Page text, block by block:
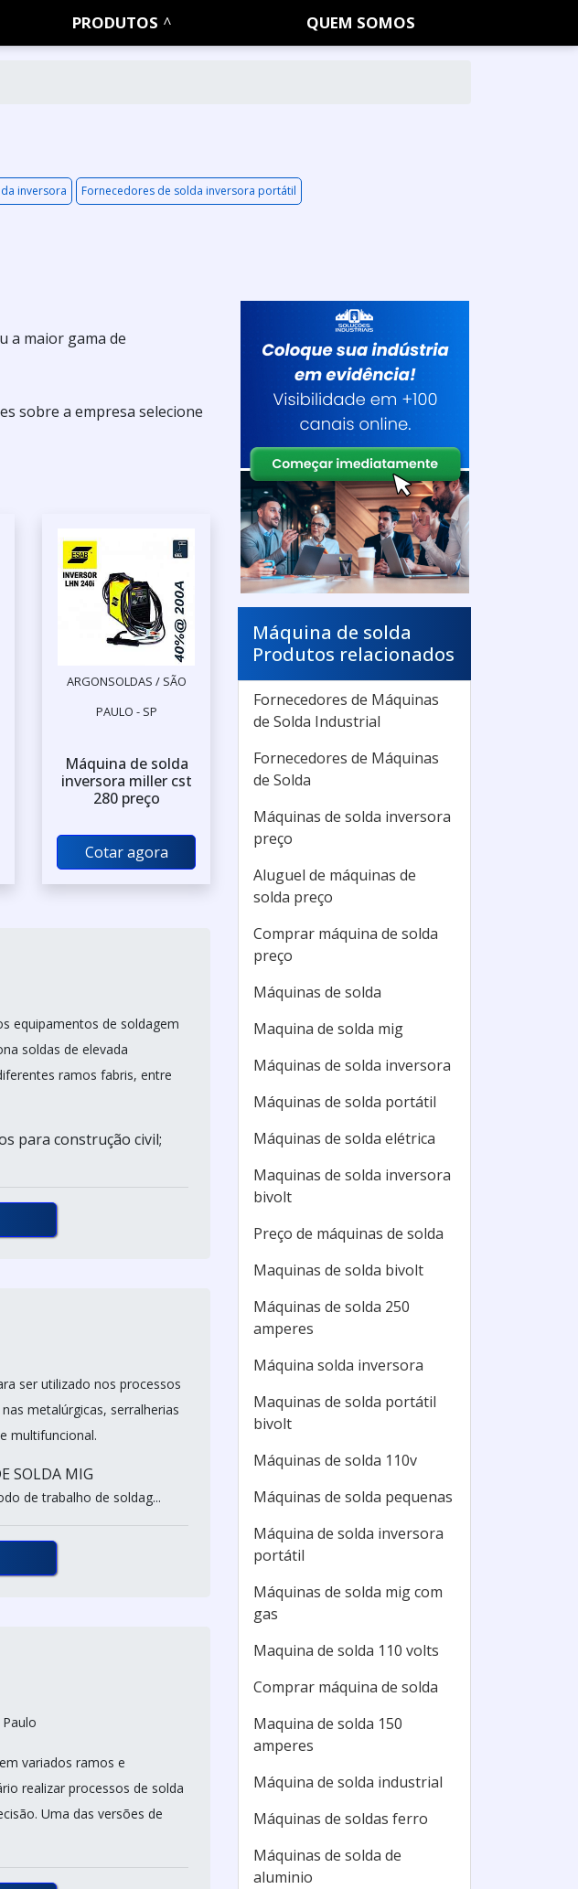
PRODUTOS QUEM SOMOS
inversora Fornecedores de solda inversora portátil
a maior gama de
sobre a empresa selecione
ARGONSOLDAS / SÃO
PAULO - SP
Máquina de solda
inversora miller cst
280 preço
Cotar agora
equipamentos de soldagem
soldas de elevada
ramos fabris, entre
para construção civil;
ser utilizado nos processos
metalúrgicas, serralherias
multifuncional.
SOLDA MIG
de trabalho de soldag...
variados ramos e
realizar processos de solda
Uma das versões de
Máquina de solda
Produtos relacionados
Fornecedores de Máquinas
de Solda Industrial
Fornecedores de Máquinas
de Solda
Máquinas de solda inversora
preço
Aluguel de máquinas de
solda preço
Comprar máquina de solda
preço
Máquinas de solda
Maquina de solda mig
Máquinas de solda inversora
Máquinas de solda portátil
Máquinas de solda elétrica
Maquinas de solda inversora
bivolt
Preço de máquinas de solda
Maquinas de solda bivolt
Máquinas de solda 250
amperes
Máquina solda inversora
Maquinas de solda portátil
bivolt
Máquinas de solda 110v
Máquinas de solda pequenas
Máquina de solda inversora
portátil
Máquinas de solda mig com
gas
Maquina de solda 110 volts
Comprar máquina de solda
Maquina de solda 150
amperes
Máquina de solda industrial
Máquinas de soldas ferro
Máquinas de solda de
aluminio